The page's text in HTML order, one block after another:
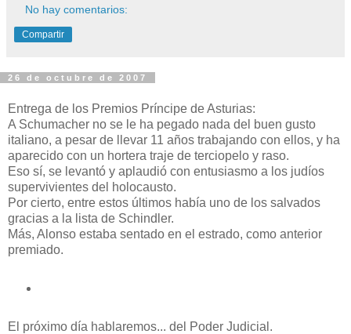
No hay comentarios:
Compartir
26 de octubre de 2007
Entrega de los Premios Príncipe de Asturias:
A Schumacher no se le ha pegado nada del buen gusto
italiano, a pesar de llevar 11 años trabajando con ellos, y ha
aparecido con un hortera traje de terciopelo y raso.
Eso sí, se levantó y aplaudió con entusiasmo a los judíos
supervivientes del holocausto.
Por cierto, entre estos últimos había uno de los salvados
gracias a la lista de Schindler.
Más, Alonso estaba sentado en el estrado, como anterior
premiado.
El próximo día hablaremos... del Poder Judicial.